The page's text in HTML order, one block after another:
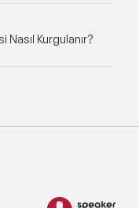
Kurgulanır?